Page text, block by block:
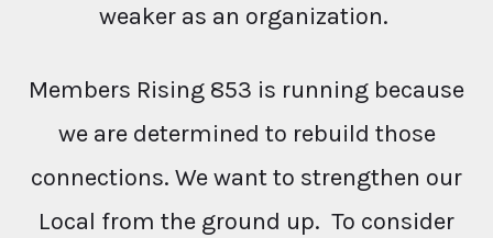
weaker as an organization.
Members Rising 853 is running because
we are determined to rebuild those
connections. We want to strengthen our
Local from the ground up. To consider